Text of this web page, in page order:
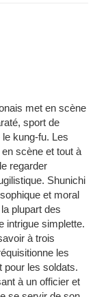
met en scène
sport de
kung-fu. Les
scène et tout à
regarder
Shunichi
et moral
plupart des
intrigue simplette.
à trois
les
pour les soldats.
à un officier et